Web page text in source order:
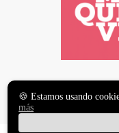
VINILOS
Y
Copyright ©
🍪 Estamos usando
más